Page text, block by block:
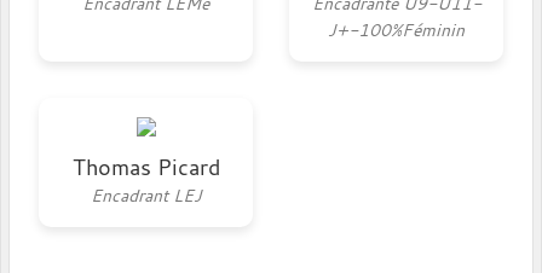
J+-100%Féminin
Thomas Picard
Encadrant LEJ